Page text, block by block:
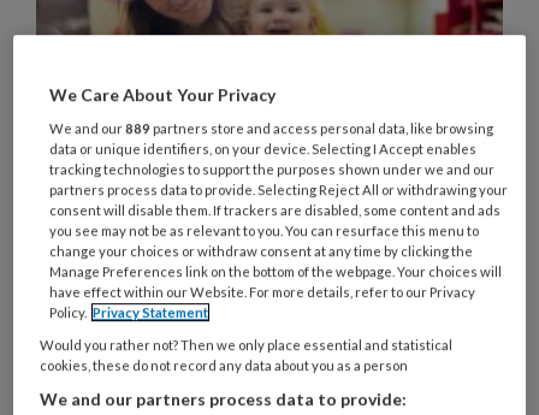
Intensiever toezicht
gastouderopvang vastgelegd in
Wet kinderopvang
Gemeenten zijn per 1 januari 2023 nu ook
wettelijk verplicht om jaarlijks minstens 50
We Care About Your Privacy
We and our889 partners store and access personal data, like browsing
data or unique identifiers, on your device. Selecting I Accept enables
tracking technologies to support the purposes shown under we and our
partners process data to provide. Selecting Reject All or withdrawing your
consent will disable them. If trackers are disabled, some content and ads
you see may not be as relevant to you. You can resurface this menu to
change your choices or withdraw consent at any time by clicking the
Manage Preferences link on the bottom of the webpage. Your choices will
have effect within our Website. For more details, refer to our Privacy
Policy. Privacy Statement
Would you rather not? Then we only place essential and statistical
cookies, these do not record any data about you as a person
We and our partners process data to provide: